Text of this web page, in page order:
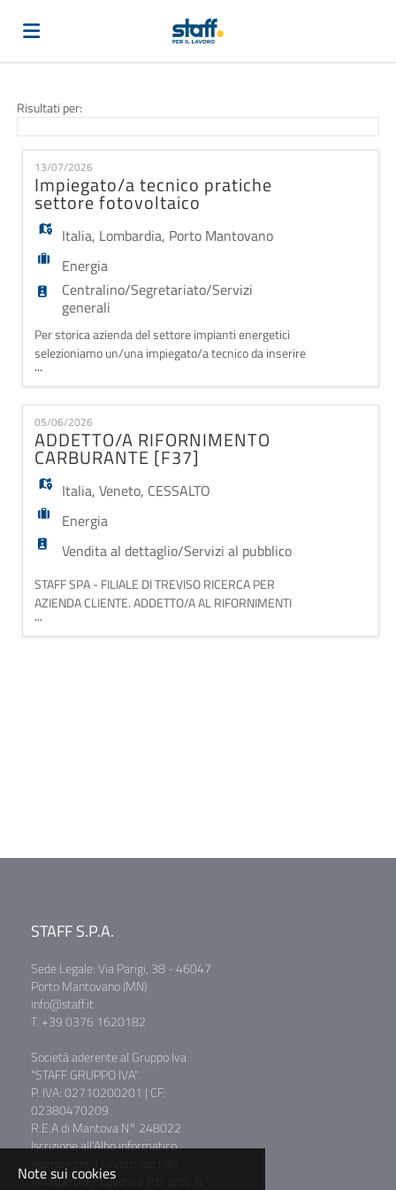
Offerte
di
lavoro
Carica
il
CV
Login
Lingua
EN
FR
IT
DE
ES
Risultati per:
13/07/2026
Impiegato/a tecnico pratiche
settore fotovoltaico
Italia, Lombardia, Porto Mantovano
Energia
Centralino/Segretariato/Servizi
generali
Per storica azienda del settore impianti energetici
selezioniamo un/una impiegato/a tecnico da inserire
in area gestione pratiche progetti fotovoltaici. La
figura inserita nell'ufficio energie rinnovabili sarà di
supporto alla segreteria di direzione e all'area tecnica
nella gestione della documentazione e in particolare:
- controllo e manutenzio
...
05/06/2026
ADDETTO/A RIFORNIMENTO
CARBURANTE [F37]
Italia,Veneto, CESSALTO
Energia
Vendita al dettaglio/Servizi al pubblico
STAFF SPA - FILIALE DI TREVISO RICERCA PER
AZIENDA CLIENTE. ADDETTO/A AL RIFORNIMENTI
CARBURANTE. LA RISORSA SI OCCUPERA'
DELL'EROGAZIONE DEL CARBURANTE, GESTIONE
...
STAFF S.P.A.
Sede Legale: Via Parigi, 38 - 46047
Porto Mantovano (MN)
info@staff.it
T. +39 0376 1620182
Società aderente al Gruppo Iva
"STAFF GRUPPO IVA"
P. IVA: 02710200201 | CF:
02380470209
R.E.A di Mantova N° 248022
Iscrizione all’Albo informatico
Ministero del Lavoro e P.S. prot. N°
Note sui cookies